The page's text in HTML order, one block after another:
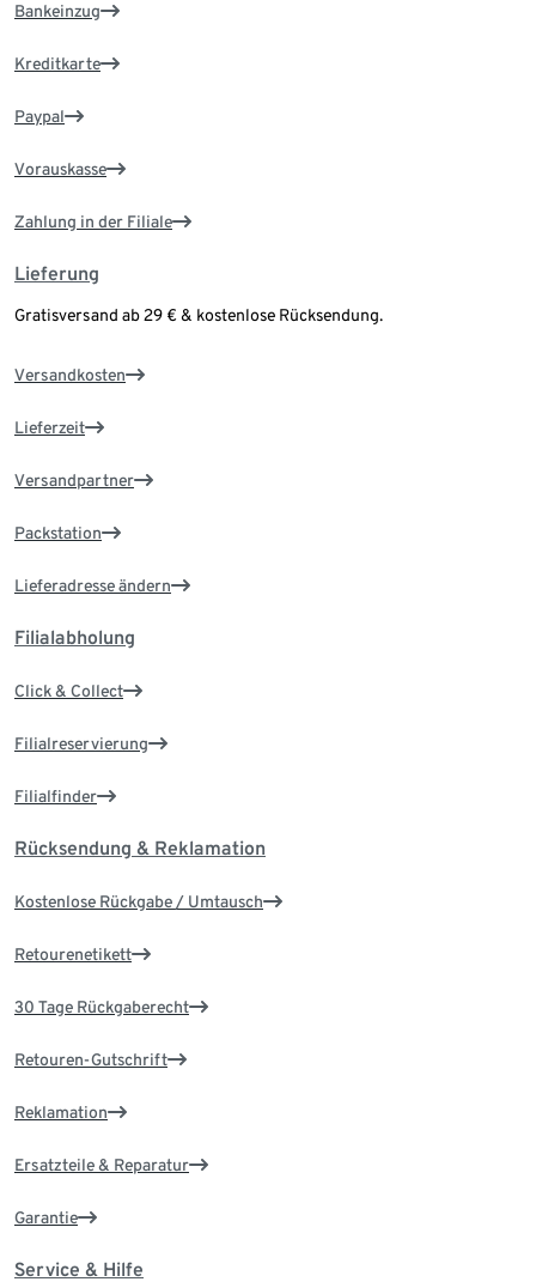
Bankeinzug
Kreditkarte
Paypal
Vorauskasse
Zahlung in der Filiale
Lieferung
Gratisversand ab 29 € & kostenlose Rücksendung.
Versandkosten
Lieferzeit
Versandpartner
Packstation
Lieferadresse ändern
Filialabholung
Click & Collect
Filialreservierung
Filialfinder
Rücksendung & Reklamation
Kostenlose Rückgabe / Umtausch
Retourenetikett
30 Tage Rückgaberecht
Retouren-Gutschrift
Reklamation
Ersatzteile & Reparatur
Garantie
Service & Hilfe